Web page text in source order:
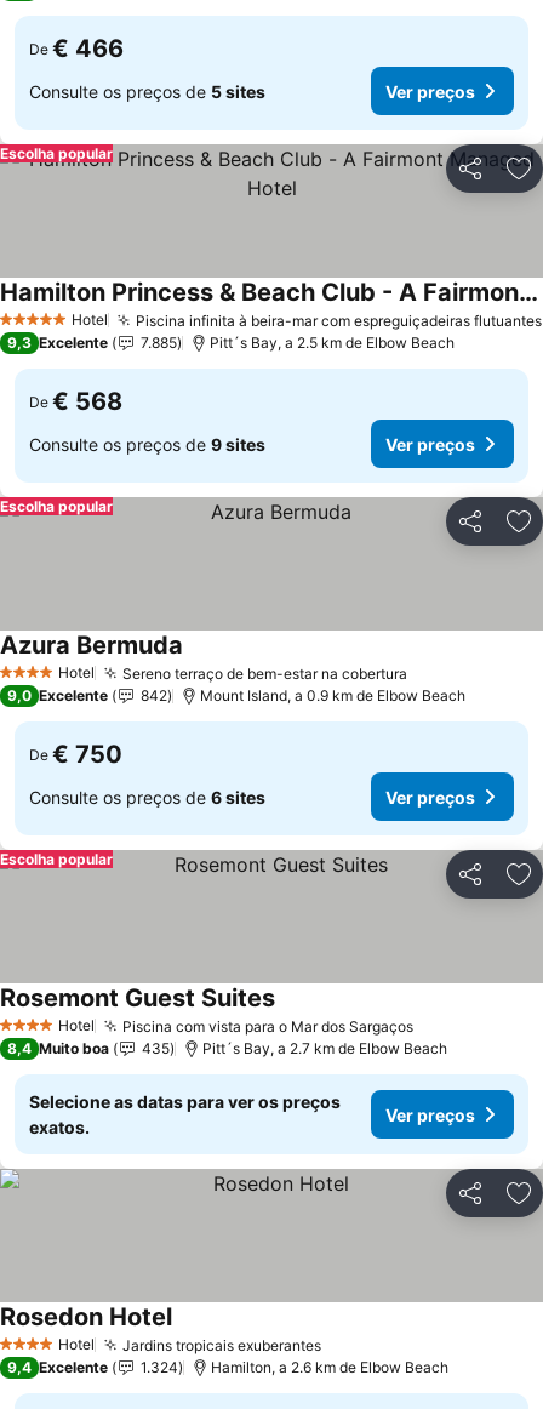
De € 466
Consulte os preços de 5 sites Ver preços
Partilhar
Escolha popular
5 Estrelas Hotel Piscina infinita à beira-mar com espreguiçadeiras flutuantes
Hamilton Princess & Beach Club - A Fairmont Managed Hotel
9,3 Excelente 7.885 Pitt´s Bay, a 2.5 km de Elbow Beach
De € 568
Consulte os preços de 9 sites Ver preços
Partilhar
Escolha popular
4 EstrelasHotel Sereno terraço de bem-estar na cobertura
Azura Bermuda
9,0 Excelente 842 Mount Island, a 0.9 km de Elbow Beach
De € 750
Consulte os preços de 6 sites Ver preços
Partilhar
Escolha popular
4 EstrelasHotel Piscina com vista para o Mar dos Sargaços
Rosemont Guest Suites
8,4 Muito boa 435 Pitt´s Bay, a 2.7 km de Elbow Beach
Selecione as datas para ver os preços
exatos.
Ver preços
Partilhar
4 EstrelasHotel Jardins tropicais exuberantes
Rosedon Hotel
9,4 Excelente 1.324 Hamilton, a 2.6 km de Elbow Beach